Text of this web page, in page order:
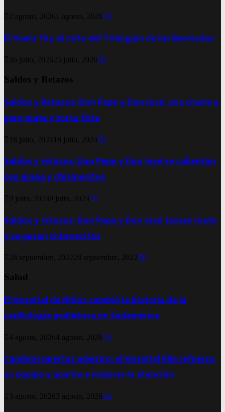
2 agosto, 2026 1 agosto, 2026 0
El Vuelo 19 y el mito del Triángulo de las Bermudas
26 julio, 202625 julio, 2026 0
Saldos y Retazos
Saldos y Retazos: Don Pepe y Don José, una charla a
puro mate y torta frita
18 julio, 2024 18 julio, 2024 0
Saldos y retazos: Don Pepe y Don José se calientan
con grapa y chismecitos
9 julio, 20239 julio, 2023 0
Saldos y retazos: Don Pepe y Don José toman mate
y se pasan chismecitos
28 septiembre, 202228 septiembre, 2022 0
Salud
El Hospital de Niños cambió la historia de la
cardiología pediátrica en Sudamérica
4 agosto, 20264 agosto, 2026 0
Cambios puertas adentro: el Hospital Illia refuerza
su equipo y apunta a mejorar la atención
3 agosto, 2026 3 agosto, 2026 0